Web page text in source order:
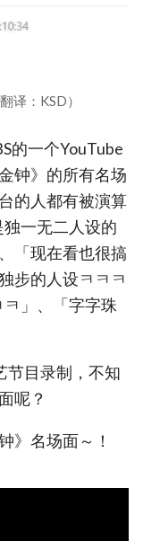
译：KSD）
的一个YouTube
钟》的所有名场
的人都有被演算
一无二人设的
「现在看也很搞
步的人设ㅋㅋㅋ
」、「字字珠
节目录制，不知
呢？
》名场面～！